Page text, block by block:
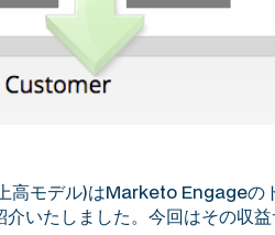
モデル)はMarketo Engageの
介いたしました。今回はその収